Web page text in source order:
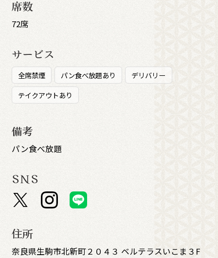
席数
72席
サービス
全席禁煙 パン食べ放題あり
デリバリー
テイクアウトあり
備考
パン食べ放題
SNS
住所
奈良県生駒市北新町２０４３ ベルテラスいこま３F